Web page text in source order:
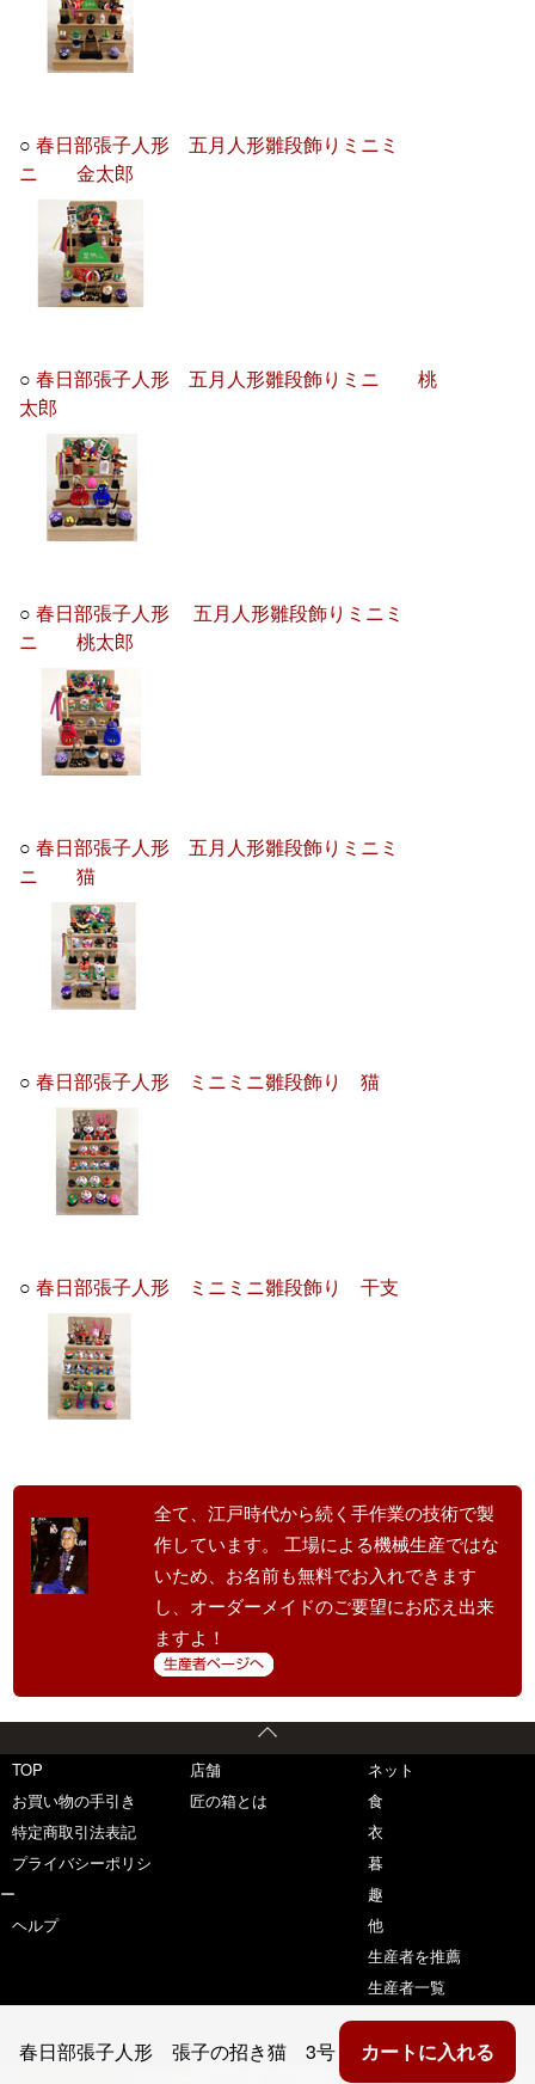
○春日部張子人形 五月人形雛段飾りミニミ
ニ 金太郎
○春日部張子人形 五月人形雛段飾りミニ 桃
太郎
○春日部張子人形 五月人形雛段飾りミニミ
ニ 桃太郎
○春日部張子人形 五月人形雛段飾りミニミ
ニ 猫
○春日部張子人形 ミニミニ雛段飾り 猫
○春日部張子人形 ミニミニ雛段飾り 干支
全て、江戸時代から続く手作業の技術で製
作しています。 工場による機械生産ではな
いため、お名前も無料でお入れできます
し、オーダーメイドのご要望にお応え出来
ますよ！
春日部張子人形 張子の招き猫 3号 カートに入れる
TOP
お買い物の手引き
特定商取引法表記
プライバシーポリシ
ー
ヘルプ
店舗
匠の箱とは
ネット
食
衣
暮
趣
他
生産者を推薦
生産者一覧
(C) copyright 匠の箱 All Rights Reserved.